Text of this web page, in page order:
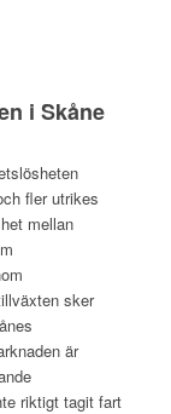
i Skåne
fler utrikes
mellan
sker
är
riktigt tagit fart